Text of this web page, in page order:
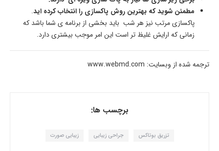
مطمئن شوید که بهترین روش پاکسازی را انتخاب کرده اید.
پاکسازی مرتب نیز هر شب باید بخشی از برنامه ی شما باشد که
زمانی که ارایش غلیظ تر است این امر موجب بیشتری دارد.
ترجمه شده از وبسایت: www.webmd.com
برچسب ها:
تزریق بوتاکس جراحی زیبایی زیبایی صورت